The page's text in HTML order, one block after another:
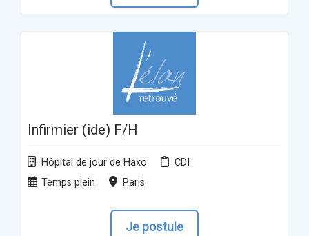
Infirmier (ide) F/H
Hôpital de jour de Haxo
CDI
Temps plein
Paris
Je postule